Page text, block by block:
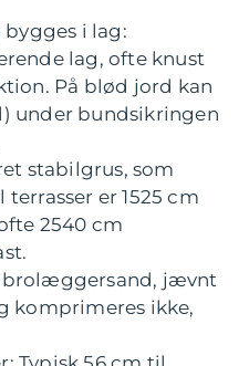
i lag:
lag, ofte knust
På blød jord kan
under bundsikringen
stabilgrus, som
er 1525 cm
2540 cm
brolæggersand, jævnt
komprimeres ikke,